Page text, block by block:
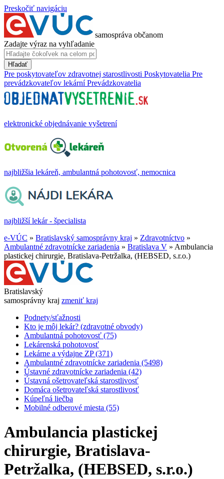
Preskočiť navigáciu
samospráva občanom
Zadajte výraz na vyhľadanie
Hľadať
Pre poskytovateľov zdravotnej starostlivosti Poskytovatelia Pre
prevádzkovateľov lekární Prevádzkovatelia
elektronické objednávanie vyšetrení
najbližšia lekáreň, ambulantná pohotovosť, nemocnica
najbližší lekár - špecialista
e-VÚC » Bratislavský samosprávny kraj » Zdravotníctvo »
Ambulantné zdravotnícke zariadenia » Bratislava V » Ambulancia
plastickej chirurgie, Bratislava-Petržalka, (HEBSED, s.r.o.)
Bratislavský
samosprávny kraj zmeniť kraj
Podnety/sťažnosti
Kto je môj lekár? (zdravotné obvody)
Ambulantná pohotovosť (75)
Lekárenská pohotovosť
Lekárne a výdajne ZP (371)
Ambulantné zdravotnícke zariadenia (5498)
Ústavné zdravotnícke zariadenia (42)
Ústavná ošetrovateľská starostlivosť
Domáca ošetrovateľská starostlivosť
Kúpeľná liečba
Mobilné odberové miesta (55)
Ambulancia plastickej
chirurgie, Bratislava-
Petržalka, (HEBSED, s.r.o.)